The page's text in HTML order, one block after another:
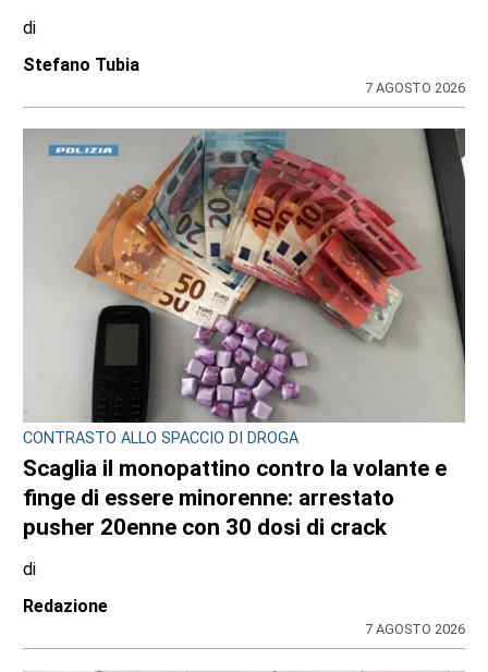
di
Stefano Tubia
7 AGOSTO 2026
CONTRASTO ALLO SPACCIO DI DROGA
Scaglia il monopattino contro la volante e
finge di essere minorenne: arrestato
pusher 20enne con 30 dosi di crack
di
Redazione
7 AGOSTO 2026